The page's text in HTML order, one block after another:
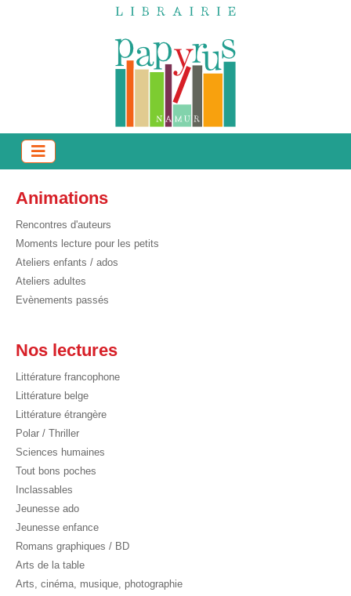
Animations
Rencontres d'auteurs
Moments lecture pour les petits
Ateliers enfants / ados
Ateliers adultes
Evènements passés
Nos lectures
Littérature francophone
Littérature belge
Littérature étrangère
Polar / Thriller
Sciences humaines
Tout bons poches
Inclassables
Jeunesse ado
Jeunesse enfance
Romans graphiques / BD
Arts de la table
Arts, cinéma, musique, photographie